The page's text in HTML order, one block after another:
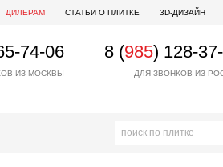
ДИЛЕРАМ СТАТЬИ О ПЛИТКЕ 3D-ДИЗАЙН
74-06
ИЗ МОСКВЫ
8 (985) 128-
ДЛЯ ЗВОНКОВ ИЗ